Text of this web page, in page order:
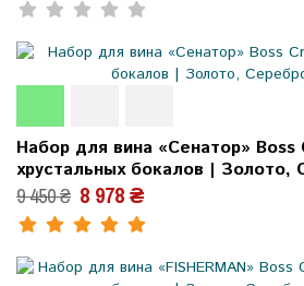
Набор для вина «Сенатор» Boss
хрустальных бокалов | Золото,
9 450 ₴ 8 978 ₴